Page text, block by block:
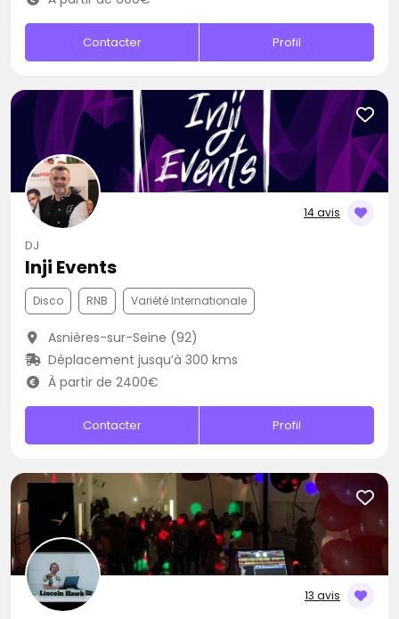
Contacter Profil
14 avis
DJ
Inji Events
Disco RNB Variété Internationale
Asnières-sur-Seine (92)
Déplacement jusqu’à 300 kms
À partir de 2400€
Contacter Profil
13 avis